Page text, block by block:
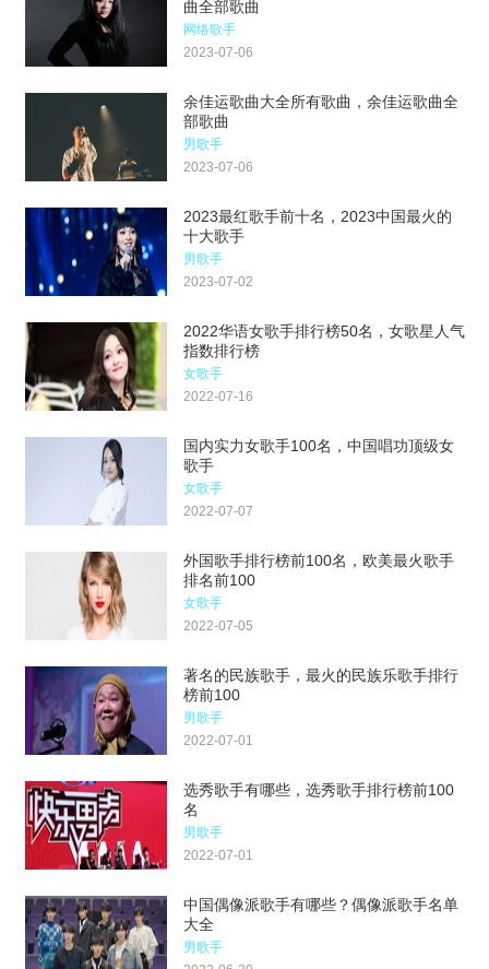
曲全部歌曲
网络歌手
2023-07-06
余佳运歌曲大全所有歌曲，余佳运歌曲全
部歌曲
男歌手
2023-07-06
2023最红歌手前十名，2023中国最火的
十大歌手
男歌手
2023-07-02
2022华语女歌手排行榜50名，女歌星人气
指数排行榜
女歌手
2022-07-16
国内实力女歌手100名，中国唱功顶级女
歌手
女歌手
2022-07-07
外国歌手排行榜前100名，欧美最火歌手
排名前100
女歌手
2022-07-05
著名的民族歌手，最火的民族乐歌手排行
榜前100
男歌手
2022-07-01
选秀歌手有哪些，选秀歌手排行榜前100
名
男歌手
2022-07-01
中国偶像派歌手有哪些？偶像派歌手名单
大全
男歌手